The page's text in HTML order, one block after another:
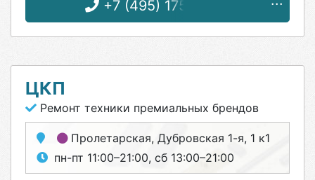
+7 (495) 175-71-82
ЦКП
Ремонт техники премиальных брендов
Пролетарская, Дубровская 1-я, 1 к1
пн-пт 11:00–21:00, сб 13:00–21:00